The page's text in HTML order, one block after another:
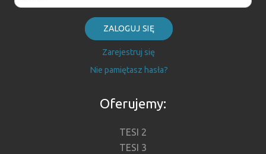
ZALOGUJ SIĘ
Zarejestruj się
Nie pamiętasz hasła?
Oferujemy:
TESI 2
TESI 3